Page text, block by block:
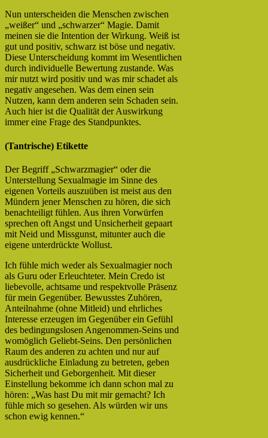
Nun unterscheiden die Menschen zwischen
„weißer“ und „schwarzer“ Magie. Damit
meinen sie die Intention der Wirkung. Weiß ist
gut und positiv, schwarz ist böse und negativ.
Diese Unterscheidung kommt im Wesentlichen
durch individuelle Bewertung zustande. Was
mir nutzt wird positiv und was mir schadet als
negativ angesehen. Was dem einen sein
Nutzen, kann dem anderen sein Schaden sein.
Auch hier ist die Qualität der Auswirkung
immer eine Frage des Standpunktes.
(Tantrische) Etikette
Der Begriff „Schwarzmagier“ oder die
Unterstellung Sexualmagie im Sinne des
eigenen Vorteils auszuüben ist meist aus den
Mündern jener Menschen zu hören, die sich
benachteiligt fühlen. Aus ihren Vorwürfen
sprechen oft Angst und Unsicherheit gepaart
mit Neid und Missgunst, mitunter auch die
eigene unterdrückte Wollust.
Ich fühle mich weder als Sexualmagier noch
als Guru oder Erleuchteter. Mein Credo ist
liebevolle, achtsame und respektvolle Präsenz
für mein Gegenüber. Bewusstes Zuhören,
Anteilnahme (ohne Mitleid) und ehrliches
Interesse erzeugen im Gegenüber ein Gefühl
des bedingungslosen Angenommen-Seins und
womöglich Geliebt-Seins. Den persönlichen
Raum des anderen zu achten und nur auf
ausdrückliche Einladung zu betreten, geben
Sicherheit und Geborgenheit. Mit dieser
Einstellung bekomme ich dann schon mal zu
hören: „Was hast Du mit mir gemacht? Ich
fühle mich so gesehen. Als würden wir uns
schon ewig kennen.“